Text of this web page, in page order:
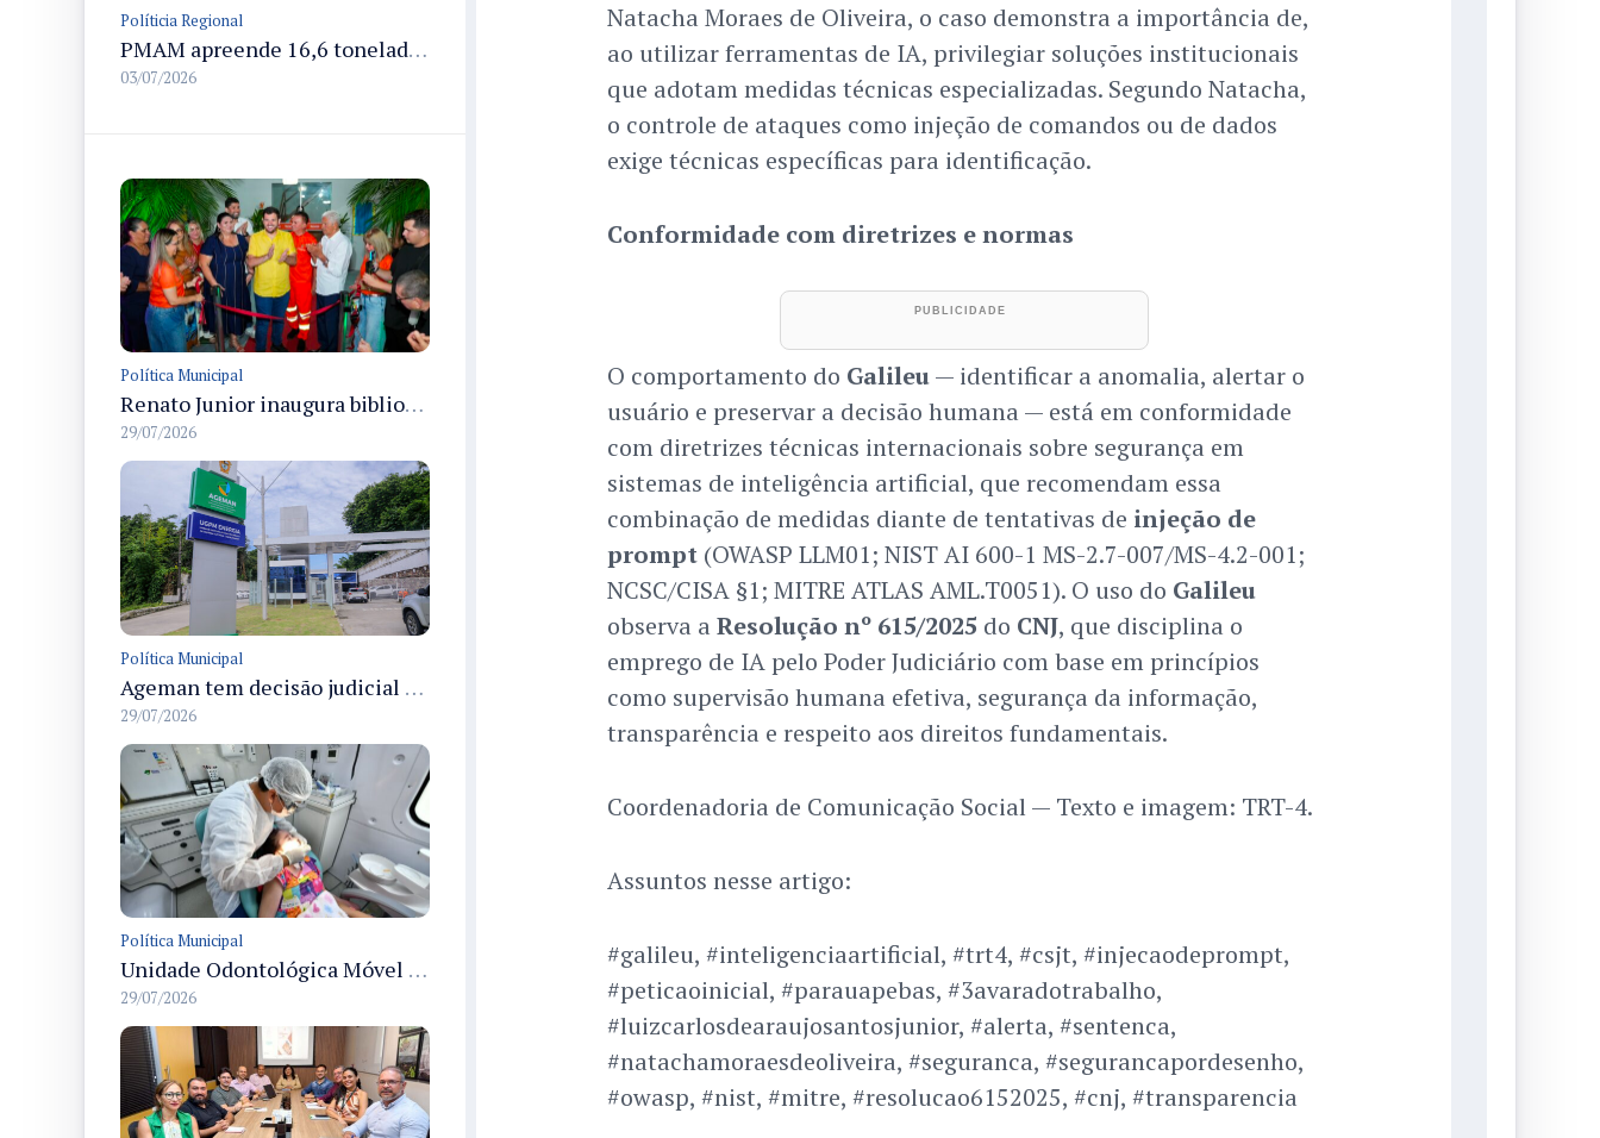
Políticia Regional
PMAM apreende 16,6 toneladas de entorpecentes e registra aumento nas prisões em flagrante e nas capturas de foragidos no primeiro semestre de 2026
03/07/2026
Política Municipal
Renato Junior inaugura biblioteca Semulsp do Saber para formação de servidores e comunidade em Manaus
29/07/2026
Política Municipal
Ageman tem decisão judicial que mantém multa de R$ 273 mil à Águas de Manaus por atraso na recomposição asfáltica na Cidade de Deus, Manaus
29/07/2026
Política Municipal
Unidade Odontológica Móvel da Semsa inicia atendimentos a pessoas com mobilidade reduzida no Morar Melhor 13
29/07/2026
Natacha Moraes de Oliveira, o caso demonstra a importância de,
ao utilizar ferramentas de IA, privilegiar soluções institucionais
que adotam medidas técnicas especializadas. Segundo Natacha,
o controle de ataques como injeção de comandos ou de dados
exige técnicas específicas para identificação.
Conformidade com diretrizes e normas
O comportamento do Galileu— identificar a anomalia, alertar o
usuário e preservar a decisão humana — está em conformidade
com diretrizes técnicas internacionais sobre segurança em
sistemas de inteligência artificial, que recomendam essa
combinação de medidas diante de tentativas de injeção de
prompt(OWASP LLM01; NIST AI 600-1 MS-2.7-007/MS-4.2-001;
NCSC/CISA §1; MITRE ATLAS AML.T0051). O uso do Galileu
observa a Resolução nº 615/2025 do CNJ, que disciplina o
emprego de IA pelo Poder Judiciário com base em princípios
como supervisão humana efetiva, segurança da informação,
transparência e respeito aos direitos fundamentais.
Coordenadoria de Comunicação Social — Texto e imagem: TRT-4.
Assuntos nesse artigo:
#galileu, #inteligenciaartificial, #trt4, #csjt, #injecaodeprompt,
#peticaoinicial, #parauapebas, #3avaradotrabalho,
#luizcarlosdearaujosantosjunior, #alerta, #sentenca,
#natachamoraesdeoliveira, #seguranca, #segurancapordesenho,
#owasp, #nist, #mitre, #resolucao6152025, #cnj, #transparencia